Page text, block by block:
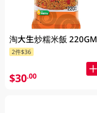
淘大生炒糯米飯 220GM
2件$36
$30.00